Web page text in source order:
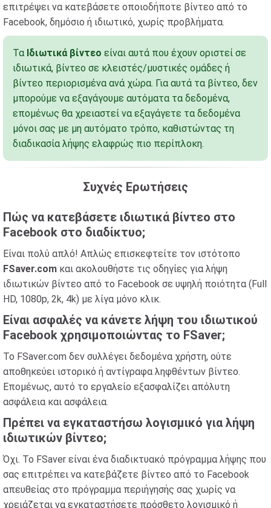
επιτρέψει να κατεβάσετε οποιοδήποτε βίντεο από το
Facebook, δημόσιο ή ιδιωτικό, χωρίς προβλήματα.
Τα Ιδιωτικά βίντεο είναι αυτά που έχουν οριστεί σε
ιδιωτικά, βίντεο σε κλειστές/μυστικές ομάδες ή
βίντεο περιορισμένα ανά χώρα. Για αυτά τα βίντεο, δεν
μπορούμε να εξαγάγουμε αυτόματα τα δεδομένα,
επομένως θα χρειαστεί να εξαγάγετε τα δεδομένα
μόνοι σας με μη αυτόματο τρόπο, καθιστώντας τη
διαδικασία λήψης ελαφρώς πιο περίπλοκη.
Συχνές Ερωτήσεις
Πώς να κατεβάσετε ιδιωτικά βίντεο στο
Facebook στο διαδίκτυο;
Είναι πολύ απλό! Απλώς επισκεφτείτε τον ιστότοπο
FSaver.com και ακολουθήστε τις οδηγίες για λήψη
ιδιωτικών βίντεο από το Facebook σε υψηλή ποιότητα (Full
HD, 1080p, 2k, 4k) με λίγα μόνο κλικ.
Είναι ασφαλές να κάνετε λήψη του ιδιωτικού
Facebook χρησιμοποιώντας το FSaver;
Το FSaver.com δεν συλλέγει δεδομένα χρήστη, ούτε
αποθηκεύει ιστορικό ή αντίγραφα ληφθέντων βίντεο.
Επομένως, αυτό το εργαλείο εξασφαλίζει απόλυτη
ασφάλεια και ασφάλεια.
Πρέπει να εγκαταστήσω λογισμικό για λήψη
ιδιωτικών βίντεο;
Όχι. Το FSaver είναι ένα διαδικτυακό πρόγραμμα λήψης που
σας επιτρέπει να κατεβάζετε βίντεο από το Facebook
απευθείας στο πρόγραμμα περιήγησής σας χωρίς να
χρειάζεται να εγκαταστήσετε πρόσθετο λογισμικό ή